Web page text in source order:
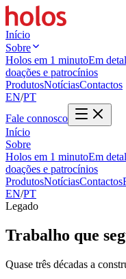
Início
Sobre
Holos em 1 minutoEm
doações e patrocínios
ProdutosNotíciasContactos
EN/PT
Fale connosco
Início
Sobre
Holos em 1 minutoEm
doações e patrocínios
ProdutosNotíciasContactos
EN/PT
Legado
Trabalho que
Quase três décadas a